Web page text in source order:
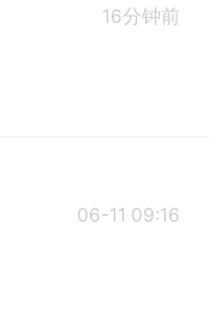
16分钟前
06-11 09:16